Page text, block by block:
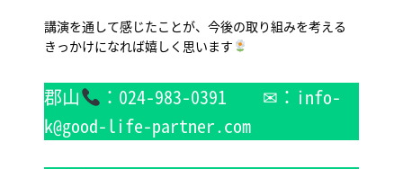
講演を通して感じたことが、今後の取り組みを考える
きっかけになれば嬉しく思います
郡山
：024-983-0391 ✉：info-
k@good-life-partner.com